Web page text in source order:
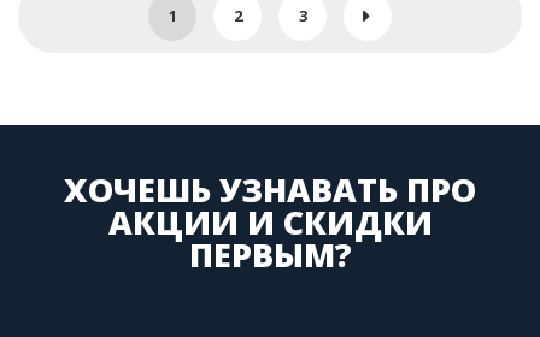
1 2 3
ХОЧЕШЬ УЗНАВАТЬ ПРО
АКЦИИ И СКИДКИ
ПЕРВЫМ?